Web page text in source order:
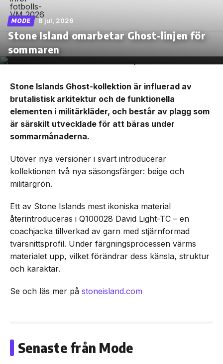
MODE 8 jul, 2026
Stone Island omarbetar Ghost-linjen för
sommaren
Stone Islands Ghost-kollektion är influerad av
brutalistisk arkitektur och de funktionella
elementen i militärkläder, och består av plagg som
är särskilt utvecklade för att bäras under
sommarmånaderna.
Utöver nya versioner i svart introducerar
kollektionen två nya säsongsfärger: beige och
militärgrön.
Ett av Stone Islands mest ikoniska material
återintroduceras i Q100028 David Light-TC – en
coachjacka tillverkad av garn med stjärnformad
tvärsnittsprofil. Under färgningsprocessen värms
materialet upp, vilket förändrar dess känsla, struktur
och karaktär.
Se och läs mer på stoneisland.com
Senaste från Mode